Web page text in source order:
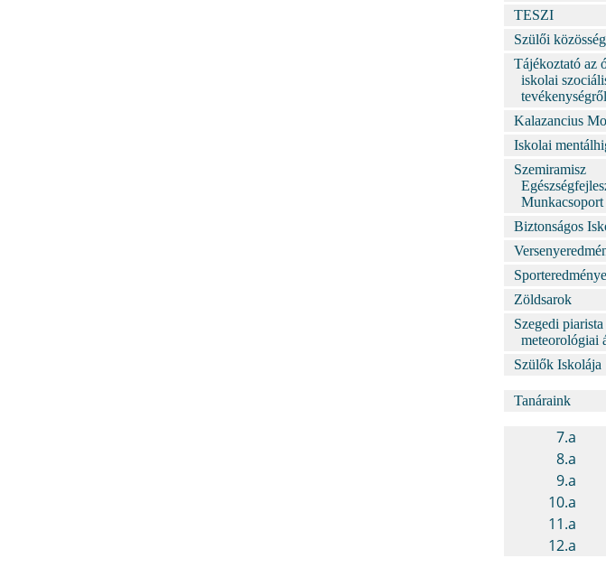
TESZI
Szülői közösség
Tájékoztató az
iskolai
tevékenységről
Kalazancius
Iskolai
Szemiramisz
Munkacsoport
Biztonságos
Zöldsarok
Szegedi piarista
meteorológiai
Szülők Iskolája
Tanáraink